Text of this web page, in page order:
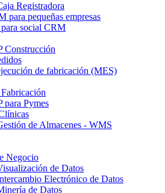
Registradora
para pequeñas empresas
social CRM
Construcción
de fabricación (MES)
para Pymes
de Almacenes - WMS
Negocio
de Datos
Electrónico de Datos
de Datos